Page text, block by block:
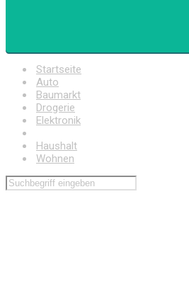
Startseite
Auto
Baumarkt
Drogerie
Elektronik
Haushalt
Wohnen